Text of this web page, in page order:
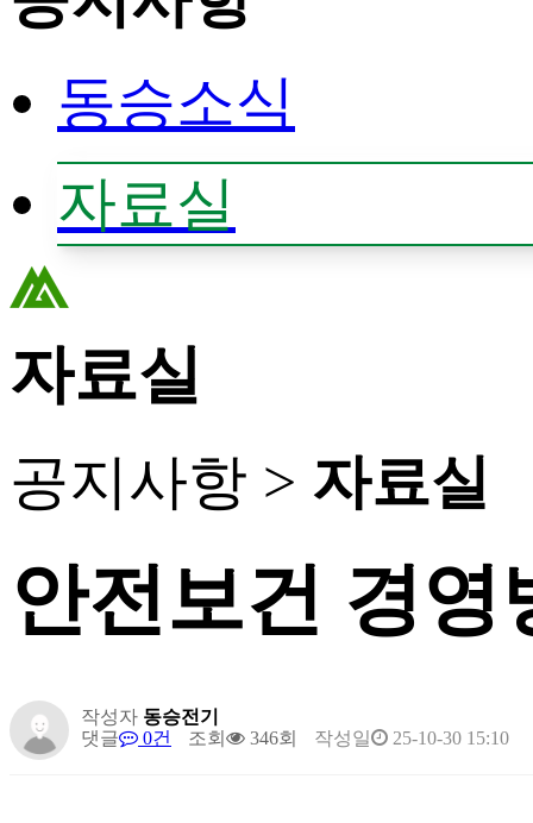
동승소식
자료실
자료실
공지사항 > 자료실
안전보건 경영
작성자 동승전기
댓글
0건 조회 346회 작성일 25-10-30 15:10